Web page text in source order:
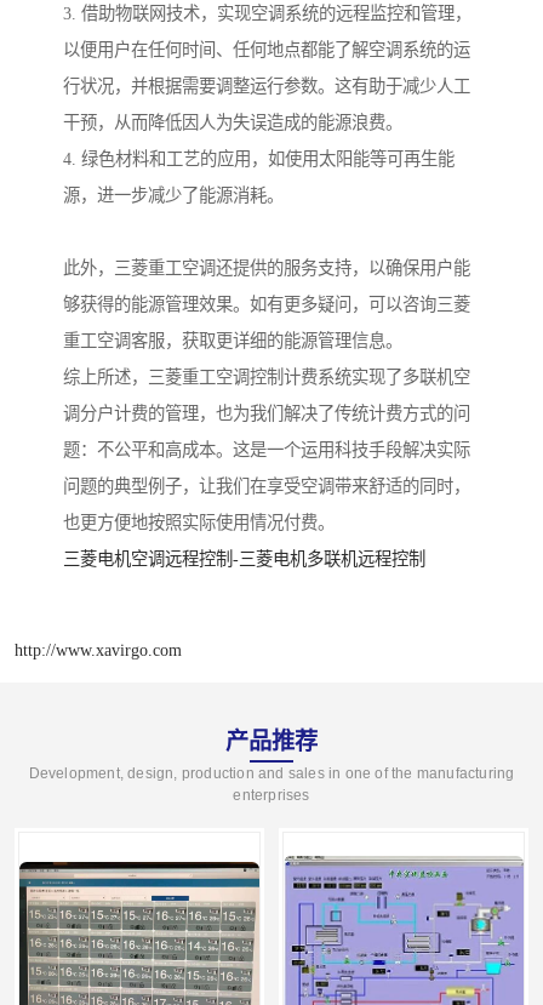
3. 借助物联网技术，实现空调系统的远程监控和管理，
以便用户在任何时间、任何地点都能了解空调系统的运
行状况，并根据需要调整运行参数。这有助于减少人工
干预，从而降低因人为失误造成的能源浪费。
4. 绿色材料和工艺的应用，如使用太阳能等可再生能
源，进一步减少了能源消耗。
此外，三菱重工空调还提供的服务支持，以确保用户能
够获得的能源管理效果。如有更多疑问，可以咨询三菱
重工空调客服，获取更详细的能源管理信息。
综上所述，三菱重工空调控制计费系统实现了多联机空
调分户计费的管理，也为我们解决了传统计费方式的问
题：不公平和高成本。这是一个运用科技手段解决实际
问题的典型例子，让我们在享受空调带来舒适的同时，
也更方便地按照实际使用情况付费。
三菱电机空调远程控制-三菱电机多联机远程控制
http://www.xavirgo.com
产品推荐
Development, design, production and sales in one of the manufacturing
enterprises